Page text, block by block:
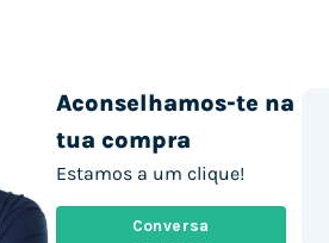
Aconselhamos-te na
tua compra
Estamos a um clique!
Conversa